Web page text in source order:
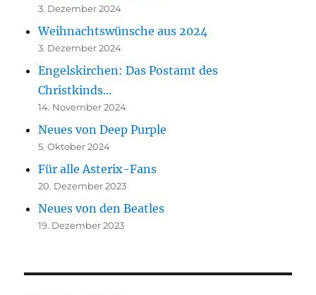
3. Dezember 2024
Weihnachtswünsche aus 2024
3. Dezember 2024
Engelskirchen: Das Postamt des
Christkinds…
14. November 2024
Neues von Deep Purple
5. Oktober 2024
Für alle Asterix-Fans
20. Dezember 2023
Neues von den Beatles
19. Dezember 2023